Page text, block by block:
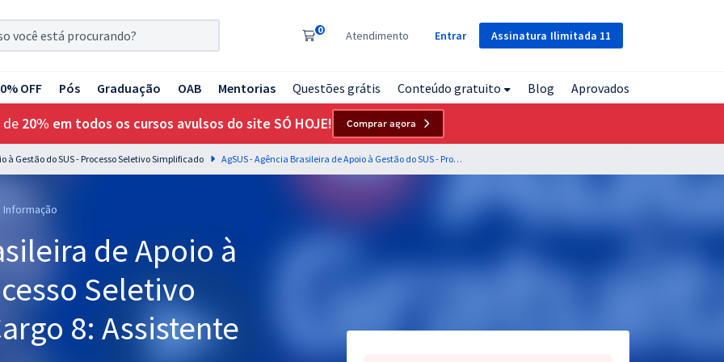
Assinatura Ilimitada 11
0 Atendimento Entrar
OFF Pós Graduação OAB Mentorias Questões grátis Conteúdo gratuito Blog Aprovados
de 20% em todos os cursos avulsos do site SÓ HOJE! Comprar agora
à Gestão do SUS - Processo Seletivo Simplificado AgSUS - Agência Brasileira de Apoio à Gestão do SUS - Processo Seletivo Simplificado nº 2 - Cargo 8: Assistente de Projeto II
de Apoio à
Seletivo
8: Assistente